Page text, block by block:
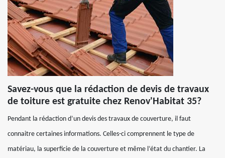
Savez-vous que la rédaction de devis de travaux
de toiture est gratuite chez Renov'Habitat 35?
Pendant la rédaction d’un devis des travaux de couverture, il faut
connaitre certaines informations. Celles-ci comprennent le type de
matériau, la superficie de la couverture et même l’état du chantier. La